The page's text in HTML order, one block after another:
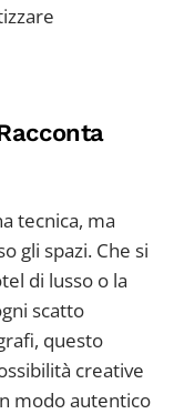
tecnica, ma
gli spazi. Che si
di lusso o la
scatto
questo
creative
modo autentico